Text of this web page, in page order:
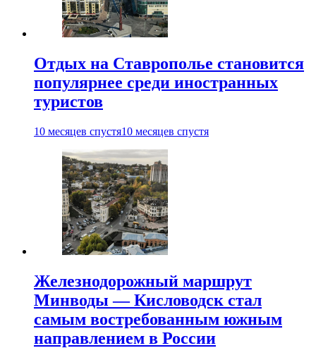
Отдых на Ставрополье становится
популярнее среди иностранных
туристов
10 месяцев спустя10 месяцев спустя
Железнодорожный маршрут
Минводы — Кисловодск стал
самым востребованным южным
направлением в России